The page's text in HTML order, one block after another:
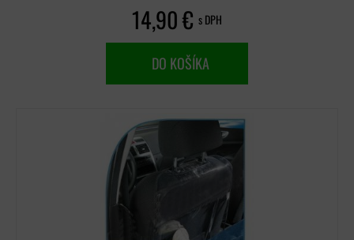
14,90 € s DPH
DO KOŠÍKA